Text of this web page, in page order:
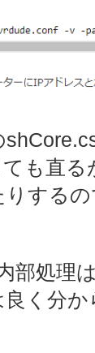
も直
りする
部処理
良く分